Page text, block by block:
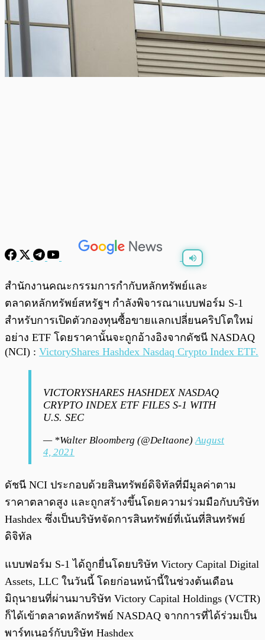
สำนักงานคณะกรรมการกำกับหลักทรัพย์และ
ตลาดหลักทรัพย์สหรัฐฯ กำลังพิจารณาแบบฟอร์ม S-1
สำหรับการเปิดตัวกองทุนซื้อขายแลกเปลี่ยนคริปโตใหม่
อย่าง ETF โดยราคานั้นจะถูกอ้างอิงจากดัชนี NASDAQ
(NCI) : VictoryShares Hashdex Nasdaq Crypto Index ETF.
VICTORYSHARES HASHDEX NASDAQ
CRYPTO INDEX ETF FILES S-1 WITH
U.S. SEC
— *Walter Bloomberg (@DeItaone)August
4, 2021
ดัชนี NCI ประกอบด้วยสินทรัพย์ดิจิทัลที่มีมูลค่าตาม
ราคาตลาดสูง และถูกสร้างขึ้นโดยความร่วมมือกับบริษัท
Hashdex ซึ่งเป็นบริษัทจัดการสินทรัพย์ที่เน้นที่สินทรัพย์
ดิจิทัล
แบบฟอร์ม S-1 ได้ถูกยื่นโดยบริษัท Victory Capital Digital
Assets, LLC ในวันนี้ โดยก่อนหน้านี้ในช่วงต้นเดือน
มิถุนายนที่ผ่านมาบริษัท Victory Capital Holdings (VCTR)
ก็ได้เข้าตลาดหลักทรัพย์ NASDAQ จากการที่ได้ร่วมเป็น
พาร์ทเนอร์กับบริษัท Hashdex